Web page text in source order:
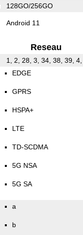
128GO/256GO
Android 11
Reseau
1, 2, 28, 3, 34, 38, 39,
EDGE
GPRS
HSPA+
LTE
TD-SCDMA
5G NSA
5G SA
a
b